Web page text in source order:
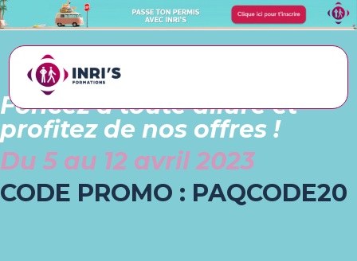
Foncez à toute allure et
profitez de nos offres !
Du 5 au 12 avril 2023
CODE PROMO : PAQCODE20